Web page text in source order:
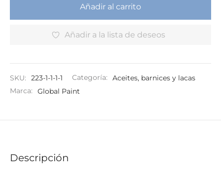
Añadir al carrito
Añadir a la lista de deseos
SKU: 223-1-1-1-1 Categoría:
Aceites, barnices y lacas
Marca:
Global Paint
Descripción